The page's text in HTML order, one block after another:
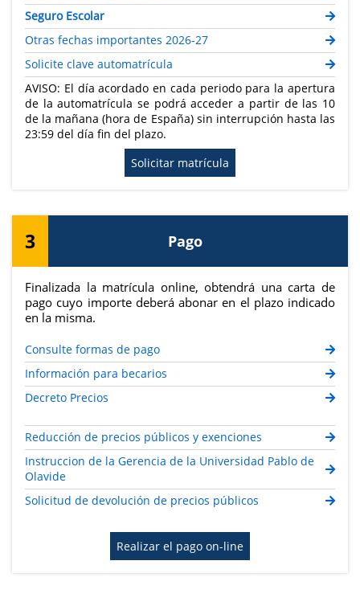
Seguro Escolar
Otras fechas importantes 2026-27
Solicite clave automatrícula
AVISO: El día acordado en cada periodo para la apertura
de la automatrícula se podrá acceder a partir de las 10
de la mañana (hora de España) sin interrupción hasta las
23:59 del día fin del plazo.
Solicitar matrícula
3 Pago
Finalizada la matrícula online, obtendrá una carta de
pago cuyo importe deberá abonar en el plazo indicado
en la misma.
Consulte formas de pago
Información para becarios
Decreto Precios
Reducción de precios públicos y exenciones
Instruccion de la Gerencia de la Universidad Pablo de
Olavide
Solicitud de devolución de precios públicos
Realizar el pago on-line